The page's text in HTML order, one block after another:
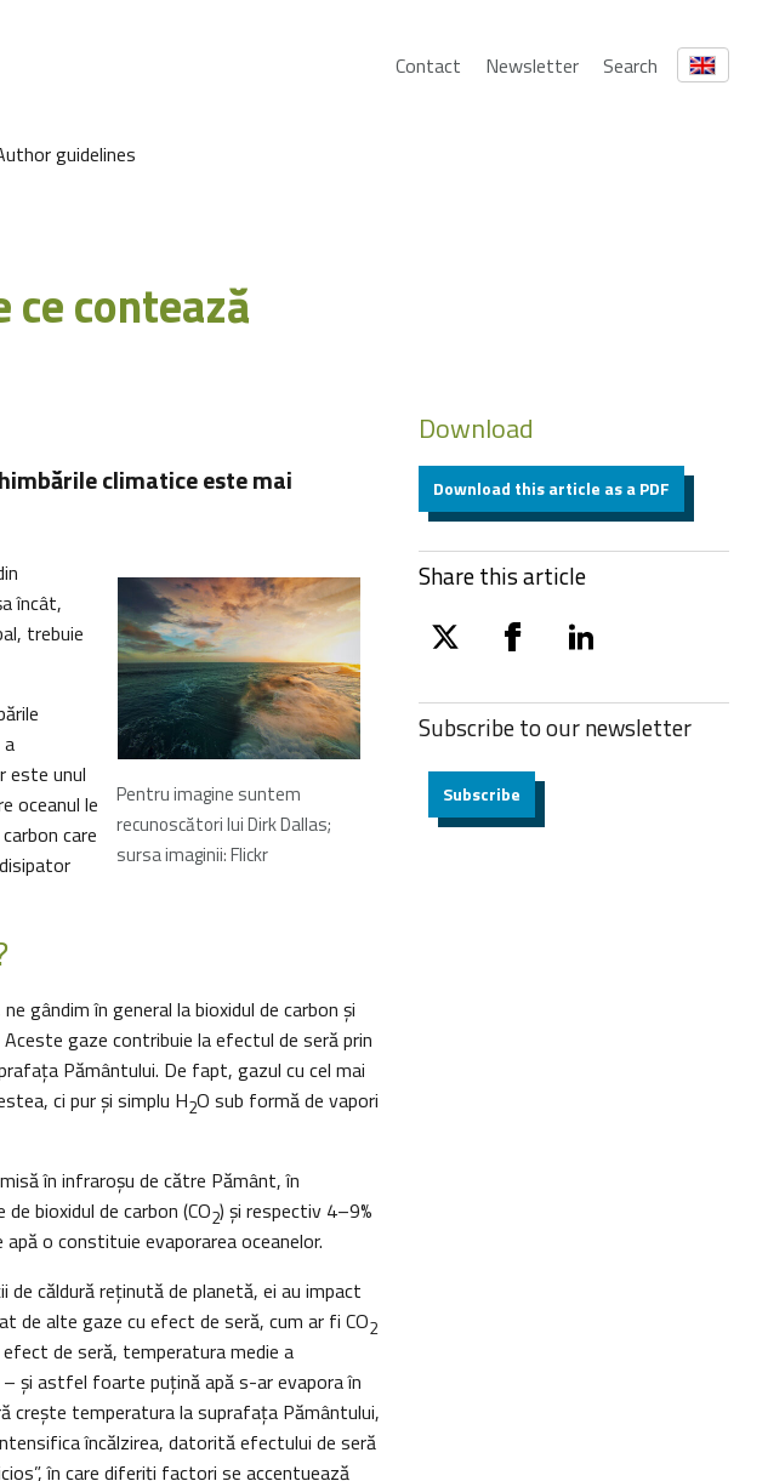
Contact Newsletter Search
guidelines
contează
climatice este mai
Pentru imagine suntem
recunoscători lui Dirk Dallas;
sursa imaginii: Flickr
încât,
trebuie
este unul
oceanul le
care
gândim în general la bioxidul de carbon și
gaze contribuie la efectul de seră prin
Pământului. De fapt, gazul cu cel mai
ci pur și simplu H2O sub formă de vapori
în infraroşu de către Pământ, în
bioxidul de carbon (CO2) şi respectiv 4–9%
apă o constituie evaporarea oceanelor.
căldură reţinută de planetă, ei au impact
de alte gaze cu efect de seră, cum ar fi CO2
de seră, temperatura medie a
și astfel foarte puțină apă s-ar evapora în
temperatura la suprafața Pământului,
încălzirea, datorită efectului de seră
în care diferiți factori se accentuează
Download
Download this article as a PDF
Share this article
twitter facebooklinkedin
Subscribe to ournewsletter
Subscribe